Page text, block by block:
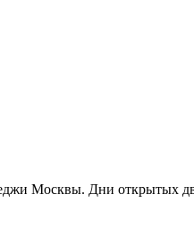
Москвы. Дни открытых